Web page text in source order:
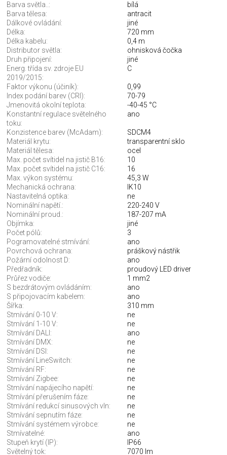
Barva světla..:
bílá
Barva tělesa:
antracit
Dálkové ovládání:
jiné
Délka:
720 mm
Délka kabelu:
0,4 m
Distributor světla:
ohnisková čočka
Druh připojení:
jiné
Energ. třída sv. zdroje EU
2019/2015:
C
Faktor výkonu (účiník):
0,99
Index podání barev (CRI):
70-79
Jmenovitá okolní teplota:
-40-45 °C
Konstantní regulace světelného
toku:
ano
Konzistence barev (McAdam):
SDCM4
Materiál krytu:
transparentní sklo
Materiál tělesa:
ocel
Max. počet svítidel na jistič B16:
10
Max. počet svítidel na jistič C16:
16
Max. výkon systému:
45,3 W
Mechanická ochrana:
IK10
Nastavitelná optika:
ne
Nominální napětí.:
220-240 V
Nominální proud.:
187-207 mA
Objímka:
jiné
Počet pólů:
3
Pogramovatelné stmívání:
ano
Povrchová ochrana:
práškový nástřik
Požární odolnost D:
ano
Předřadník:
proudový LED driver
Průřez vodiče:
1 mm2
S bezdrátovým ovládáním:
ano
S připojovacím kabelem:
ano
Šířka:
310 mm
Stmívání 0-10 V:
ne
Stmívání 1-10 V:
ne
Stmívání DALI:
ano
Stmívání DMX:
ne
Stmívání DSI:
ne
Stmívání LineSwitch:
ne
Stmívání RF:
ne
Stmívání Zigbee:
ne
Stmívání napájecího napětí:
ne
Stmívání přerušením fáze:
ne
Stmívání redukcí sinusových vln:
ne
Stmívání sepnutím fáze:
ne
Stmívání systémem výrobce:
ne
Stmívatelné:
ano
Stupeň krytí (IP):
IP66
Světelný tok:
7070 lm